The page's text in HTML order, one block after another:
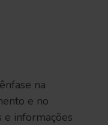
na
e no
informações